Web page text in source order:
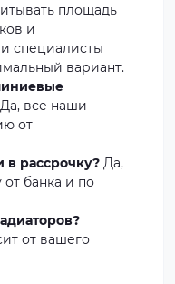
площадь
и
специалисты
вариант.
Да, все наши
от
в рассрочку? Да,
банка и по
от вашего